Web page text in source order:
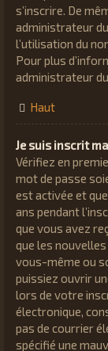
s’inscrire. De
administrateur
l’utilisation du
Pour plus
administrateur
Haut
Je suis inscrit
Vérifiez en
mot de passe
est activée et
ans pendant
que vous avez
que les
vous-même ou
puissiez ouvrir
lors de votre
électronique,
pas de courrier
spécifié une